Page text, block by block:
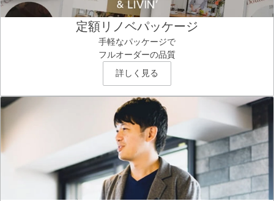
定額リノベパッケージ
手軽なパッケージで
フルオーダーの品質
詳しく見る